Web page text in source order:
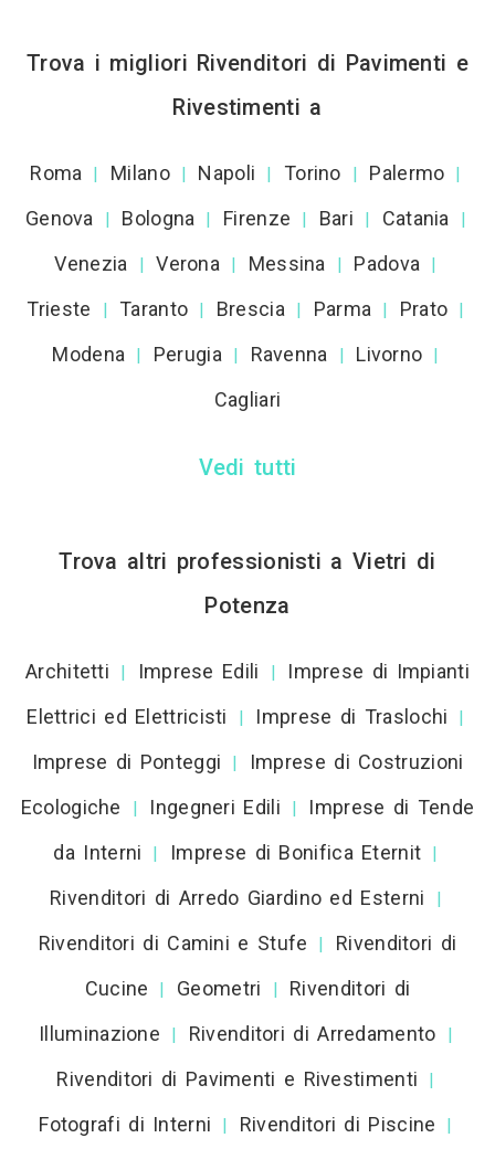
Trova i migliori Rivenditori di Pavimenti e
Rivestimenti a
Roma | Milano | Napoli | Torino | Palermo |
Genova | Bologna | Firenze | Bari | Catania |
Venezia | Verona | Messina | Padova |
Trieste | Taranto | Brescia | Parma | Prato |
Modena | Perugia | Ravenna | Livorno |
Cagliari
Vedi tutti
Trova altri professionisti a Vietri di
Potenza
Architetti | Imprese Edili |
Imprese di Impianti
Elettrici ed Elettricisti
| Imprese di Traslochi |
Imprese di Ponteggi |
Imprese di Costruzioni
Ecologiche
| Ingegneri Edili |
Imprese di Tende
da Interni
| Imprese di Bonifica Eternit |
Rivenditori di Arredo Giardino ed Esterni |
Rivenditori di Camini e Stufe |
Rivenditori di
Cucine
| Geometri |
Rivenditori di
Illuminazione
| Rivenditori di Arredamento |
Rivenditori di Pavimenti e Rivestimenti |
Fotografi di Interni | Rivenditori di Piscine |